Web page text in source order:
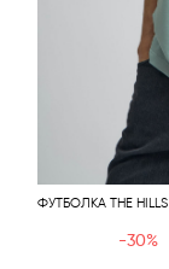
ФУТБОЛКА THE HILLS
-30%